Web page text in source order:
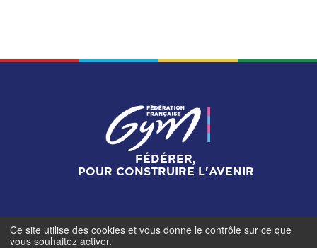
FÉDÉRER,
POUR CONSTRUIRE L'AVENIR
Mentions légales-Gestionnaire de cookies
Ce site utilise des cookies et vous donne le contrôle sur ce que
vous souhaitez activer.